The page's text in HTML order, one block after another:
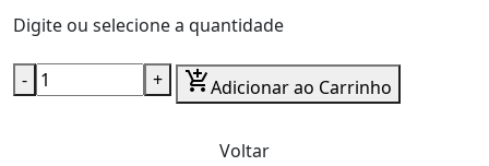
Digite ou selecione a quantidade
- + add_shopping_cartAdicionar ao Carrinho
Voltar